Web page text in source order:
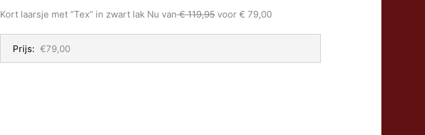
Kort laarsje met “Tex” in zwart lak Nu van€ 119,95 voor € 79,00
Prijs: €79,00